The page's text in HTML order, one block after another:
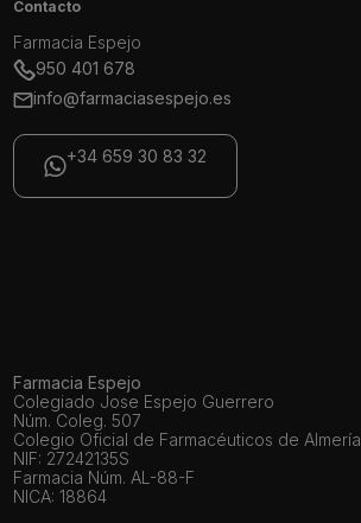
Contacto
Farmacia Espejo
950 401 678
info@farmaciasespejo.es
+34 659 30 83 32
Farmacia Espejo
Colegiado Jose Espejo Guerrero
Núm. Coleg. 507
Colegio Oficial de Farmacéuticos de Almería
NIF: 27242135S
Farmacia Núm. AL-88-F
NICA: 18864